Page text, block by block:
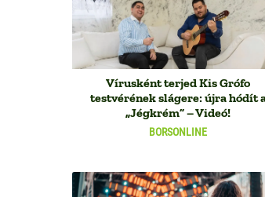
BORSONLINE
Vírusként terjed Kis Grófo
testvérének slágere: újra hódít
„Jégkrém” – Videó!